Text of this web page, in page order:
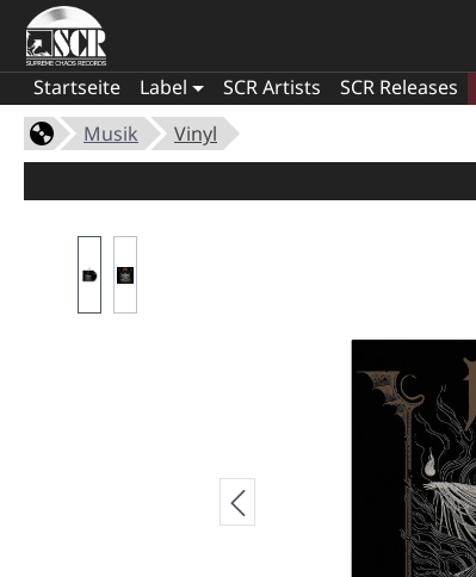
Startseite Label SCR Artists SCR Releases
Musik
Vinyl